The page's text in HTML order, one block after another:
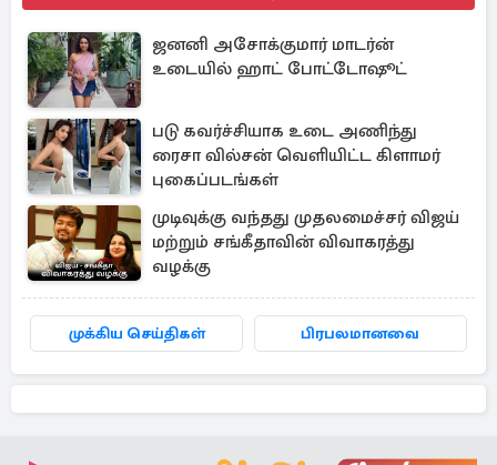
ஜனனி அசோக்குமார் மாடர்ன்
உடையில் ஹாட் போட்டோஷூட்
படு கவர்ச்சியாக உடை அணிந்து
ரைசா வில்சன் வெளியிட்ட கிளாமர்
புகைப்படங்கள்
முடிவுக்கு வந்தது முதலமைச்சர் விஜய்
மற்றும் சங்கீதாவின் விவாகரத்து
வழக்கு
முக்கிய செய்திகள் பிரபலமானவை